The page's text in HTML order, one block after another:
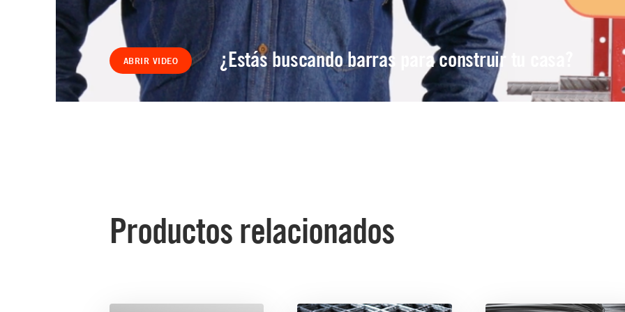
ABRIR VIDEO ¿Estás buscando barras para construir tu casa?
Productos relacionados